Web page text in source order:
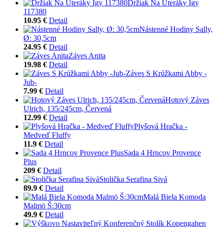
Držiak Na Uteráky Igy
117380
10.95 € Detail
Nástenné Hodiny Sally,
Ø: 30,5cm
24.95 € Detail
Záves Anita
19.98 € Detail
Záves S Krúžkami Abby -
Jub-
7.99 € Detail
Hotový Záves
Ulrich, 135/245cm, Červená
12.99 € Detail
Plyšová Hračka -
Medveď Fluffy
11.9 € Detail
Sada 4 Hrncov Provence
Plus
209 € Detail
Stolička Serafina Sivá
89.9 € Detail
Malá Biela Komoda
Malmö Š:30cm
49.9 € Detail